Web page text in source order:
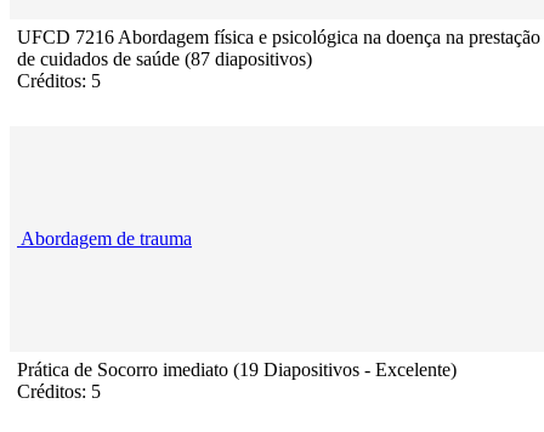
UFCD 7216 Abordagem física e psicológica na doença na prestação
de cuidados de saúde (87 diapositivos)
Créditos: 5
Abordagem de trauma
Prática de Socorro imediato (19 Diapositivos - Excelente)
Créditos: 5